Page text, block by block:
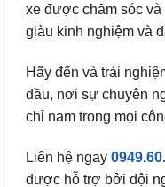
xe được chăm sóc
giàu kinh nghiệm và
Hãy đến và trải
đầu, nơi sự chuyên
chỉ nam trong mọi
Liên hệ ngay
được hỗ trợ bởi đội